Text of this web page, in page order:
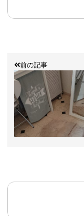
前の記事